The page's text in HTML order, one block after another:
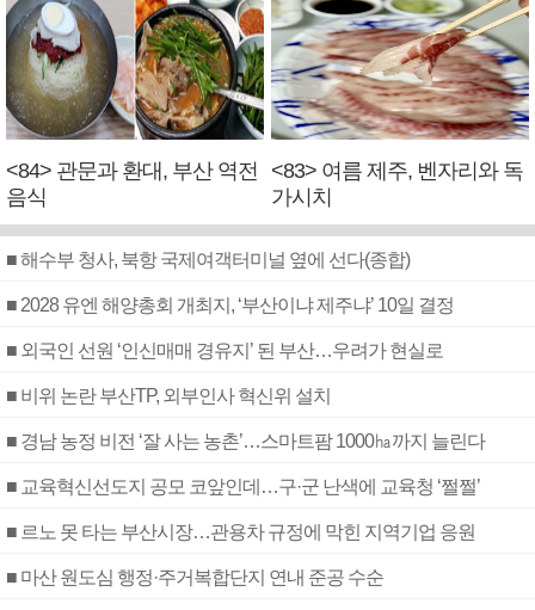
<84> 관문과 환대, 부산 역전
음식
<83> 여름 제주, 벤자리와 독
가시치
■ 해수부 청사, 북항 국제여객터미널 옆에 선다(종합)
■ 2028 유엔 해양총회 개최지, ‘부산이냐 제주냐’ 10일 결정
■ 외국인 선원 ‘인신매매 경유지’ 된 부산…우려가 현실로
■ 비위 논란 부산TP, 외부인사 혁신위 설치
■ 경남 농정 비전 ‘잘 사는 농촌’…스마트팜 1000㏊까지 늘린다
■ 교육혁신선도지 공모 코앞인데…구·군 난색에 교육청 ‘쩔쩔’
■ 르노 못 타는 부산시장…관용차 규정에 막힌 지역기업 응원
■ 마산 원도심 행정·주거복합단지 연내 준공 수순